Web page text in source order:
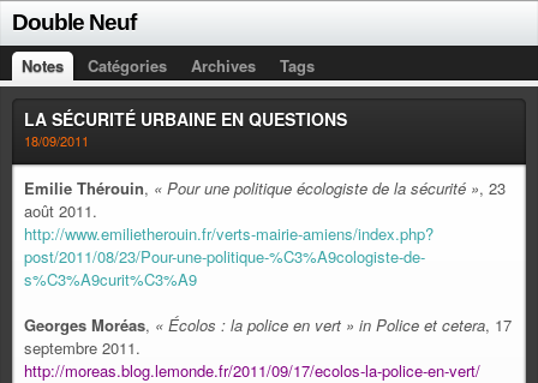
Double Neuf
Notes Catégories Archives Tags
LA SÉCURITÉ URBAINE EN QUESTIONS
18/09/2011
Emilie Thérouin, « Pour une politique écologiste de la sécurité », 23
août 2011.
http://www.emilietherouin.fr/verts-mairie-amiens/index.php?
post/2011/08/23/Pour-une-politique-%C3%A9cologiste-de-
s%C3%A9curit%C3%A9
Georges Moréas, « Écolos : la police en vert » in Police et cetera, 17
septembre 2011.
http://moreas.blog.lemonde.fr/2011/09/17/ecolos-la-police-en-vert/